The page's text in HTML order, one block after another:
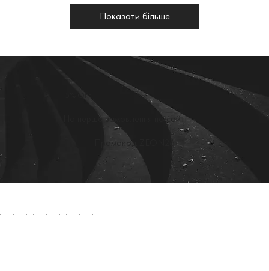
Показати більше
Промокод ZEON26
На перше замовлення на сайті